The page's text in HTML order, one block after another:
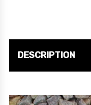
DESCRIPTION